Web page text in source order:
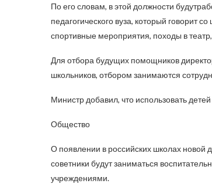
По его словам, в этой должности
педагогического вуза, который говорит
спортивные мероприятия, походы в
Для отбора будущих помощников
школьников, отбором занимаются
Министр добавил, что использовать
Общество
О появлении в российских школах новой
советники будут заниматься
учреждениями.